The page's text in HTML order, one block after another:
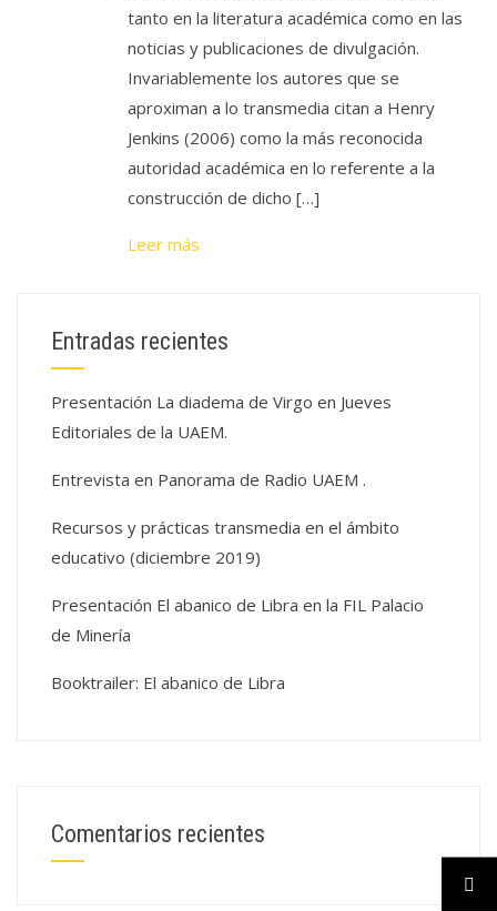
tanto en la literatura académica como en las
noticias y publicaciones de divulgación.
Invariablemente los autores que se
aproximan a lo transmedia citan a Henry
Jenkins (2006) como la más reconocida
autoridad académica en lo referente a la
construcción de dicho […]
Leer más
Entradas recientes
Presentación La diadema de Virgo en Jueves
Editoriales de la UAEM.
Entrevista en Panorama de Radio UAEM .
Recursos y prácticas transmedia en el ámbito
educativo (diciembre 2019)
Presentación El abanico de Libra en la FIL Palacio
de Minería
Booktrailer: El abanico de Libra
Comentarios recientes